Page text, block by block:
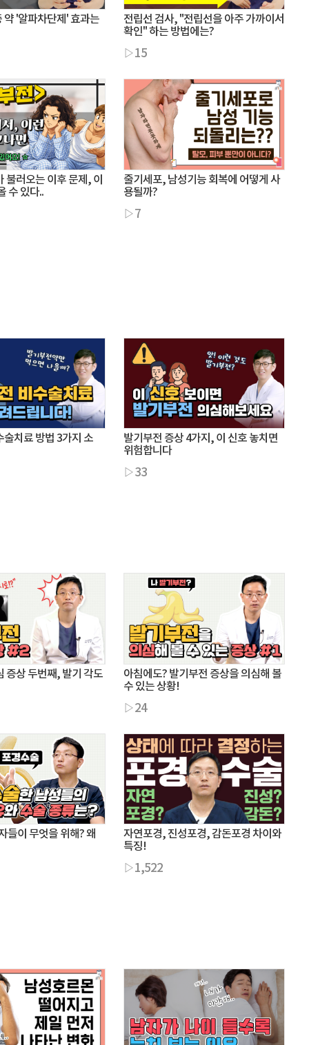
약 '알파차단제' 효과는
전립선 검사, "전립선을 아주 가까이서
확인" 하는 방법에는?
▷15
불러오는 이후 문제, 이
수 있다..
줄기세포, 남성기능 회복에 어떻게 사
용될까?
▷7
술치료 방법 3가지 소
발기부전 증상 4가지, 이 신호 놓치면
위험합니다
▷33
증상 두번째, 발기 각도
아침에도? 발기부전 증상을 의심해 볼
수 있는 상황!
▷24
들이 무엇을 위해? 왜
자연포경, 진성포경, 감돈포경 차이와
특징!
▷1,522